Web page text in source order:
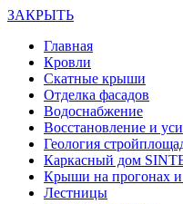
ЗАКРЫТЬ
Главная
Кровли
Скатные крыши
Отделка фасадов
Водоснабжение
Восстановление и
Геология
Каркасный дом
Крыши на прогонах
Лестницы